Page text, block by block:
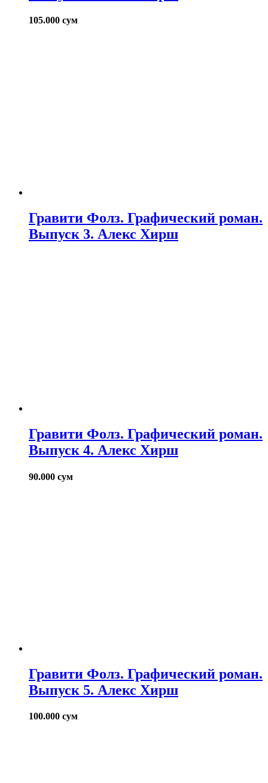
105.000 сум
Гравити Фолз. Графический роман.
Выпуск 3. Алекс Хирш
Гравити Фолз. Графический роман.
Выпуск 4. Алекс Хирш
90.000 сум
Гравити Фолз. Графический роман.
Выпуск 5. Алекс Хирш
100.000 сум